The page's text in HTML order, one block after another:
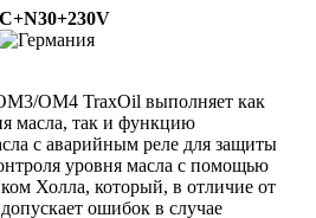
ОМ3/ОМ4 TraxOil выполняет как
масла, так и функцию
с аварийным реле для защиты
уровня масла с помощью
Холла, который, в отличие от
ошибок в случае